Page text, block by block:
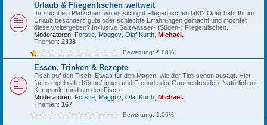
Urlaub & Fliegenfischen weltweit
Ihr sucht ein Plätzchen, wo es sich gut Fliegenfischen läßt? Oder habt Ihr im
Urlaub besonders gute oder schlechte Erfahrungen gemacht und möchtet
diese weitergeben? Inklusive Salzwasser- (Süden-) Fliegenfischen.
Moderatoren: Forstie Maggov Olaf Kurth
Michael.
Themen: 2338
Bewertung: 6.88%
Essen, Trinken & Rezepte
Fisch auf den Tisch. Etwas für den Magen, wie der Titel schon ausagt. Hier
fachsimpeln alle Köche/-innen und Freunde der Gaumenfreuden. Natürlich mit
Kernpunkt rund um den Fisch.
Moderatoren: Forstie Maggov Olaf Kurth
Michael.
Themen: 167
Bewertung: 1.06%